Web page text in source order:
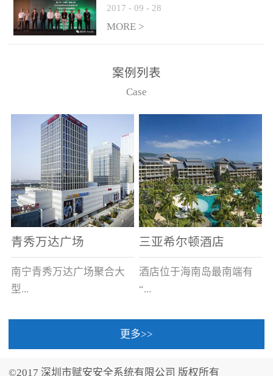
两者之间通过以太网相
联，一台监控主机最多可
从监控主机上获取，最多
只能接6台，超过的需从现
联合采购战略合作平台
2017 - 09 - 28
MORE >
案例列表
Case
青秀万达广场
南宁青秀万达广场聚合大
型...
三亚希尔顿酒店
酒店位于海南岛最南端有
“...
中国的海岛天堂”之美称的
更多>>
©2017 深圳市赋安安全系统有限公司 版权所有